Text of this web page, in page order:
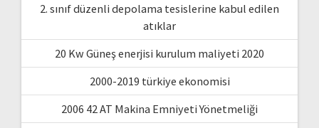
2. sınıf düzenli depolama tesislerine kabul edilen
atıklar
20 Kw Güneş enerjisi kurulum maliyeti 2020
2000-2019 türkiye ekonomisi
2006 42 AT Makina Emniyeti Yönetmeliği